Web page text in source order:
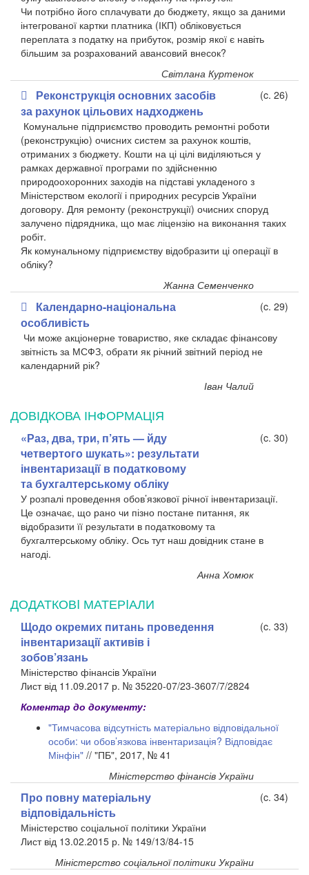
Чи потрібно його сплачувати до бюджету, якщо за даними
інтегрованої картки платника (ІКП) обліковується
переплата з податку на прибуток, розмір якої є навіть
більшим за розрахований авансовий внесок?
Світлана Куртенок
Реконструкція основних засобів
за рахунок цільових надходжень
(c. 26)
Комунальне підприємство проводить ремонтні роботи
(реконструкцію) очисних систем за рахунок коштів,
отриманих з бюджету. Кошти на ці цілі виділяються у
рамках державної програми по здійсненню
природоохоронних заходів на підставі укладеного з
Міністерством екології і природних ресурсів України
договору. Для ремонту (реконструкції) очисних споруд
залучено підрядника, що має ліцензію на виконання таких
робіт.
Як комунальному підприємству відобразити ці операції в
обліку?
Жанна Семенченко
Календарно-національна
особливість
(c. 29)
Чи може акціонерне товариство, яке складає фінансову
звітність за МСФЗ, обрати як річний звітний період не
календарний рік?
Іван Чалий
ДОВІДКОВА ІНФОРМАЦІЯ
«Раз, два, три, п’ять — йду
четвертого шукать»: результати
інвентаризації в податковому
та бухгалтерському обліку
(c. 30)
У розпалі проведення обов’язкової річної інвентаризації.
Це означає, що рано чи пізно постане питання, як
відобразити її результати в податковому та
бухгалтерському обліку. Ось тут наш довідник стане в
нагоді.
Анна Хомюк
ДОДАТКОВI МАТЕРIАЛИ
Щодо окремих питань проведення
інвентаризації активів і
зобов’язань
(c. 33)
Міністерство фінансів України
Лист від 11.09.2017 р. № 35220-07/23-3607/7/2824
Коментар до документу:
"Тимчасова відсутність матеріально відповідальної
особи: чи обов’язкова інвентаризація? Відповідає
Мінфін" // "ПБ", 2017, № 41
Міністерство фінансів України
Про повну матеріальну
відповідальність
(c. 34)
Міністерство соціальної політики України
Лист від 13.02.2015 р. № 149/13/84-15
Міністерство соціальної політики України